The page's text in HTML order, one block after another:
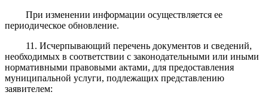
При изменении информации осуществляется ее
периодическое обновление.
11. Исчерпывающий перечень документов и сведений,
необходимых в соответствии с законодательными или иными
нормативными правовыми актами, для предоставления
муниципальной услуги, подлежащих представлению
заявителем: